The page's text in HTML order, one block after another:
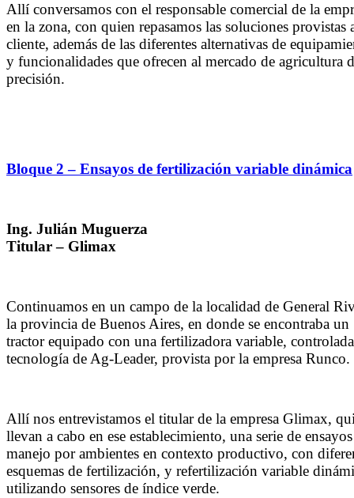
Allí conversamos con el responsable comercial de la
en la zona, con quien repasamos las soluciones provistas
cliente, además de las diferentes alternativas de
y funcionalidades que ofrecen al mercado de agricultura
precisión.
Bloque 2 – Ensayos de fertilización variable dinámica
Ing. Julián Muguerza
Titular – Glimax
Continuamos en un campo de la localidad de General
la provincia de Buenos Aires, en donde se encontraba un
tractor equipado con una fertilizadora variable,
tecnología de Ag-Leader, provista por la empresa Runco.
Allí nos entrevistamos el titular de la empresa Glimax,
llevan a cabo en ese establecimiento, una serie de
manejo por ambientes en contexto productivo, con
esquemas de fertilización, y refertilización variable
utilizando sensores de índice verde.